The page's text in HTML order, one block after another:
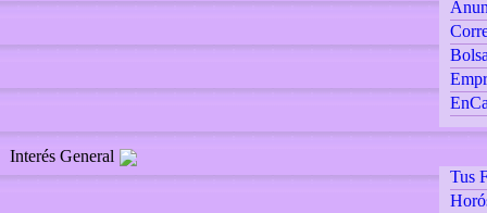
Interés General
Tus